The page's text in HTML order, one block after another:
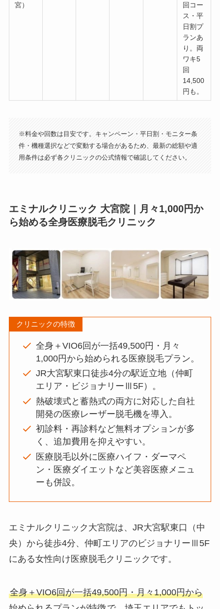
宮）
回コー
ス・平
日割プ
ランあ
り。両
ワキ5
回
14,500
円も。
※料金や回数は目安です。キャンペーン・平日割・モニター条
件・機種選択などで変動する場合があるため、最新の総額や適
用条件は必ず各クリニックの公式情報で確認してください。
エミナルクリニック 大宮院｜月々1,000円か
ら始める全身医療脱毛クリニック
クリニックの特徴
全身＋VIO6回が一括49,500円・月々
1,000円から始められる医療脱毛プラン。
JR大宮駅東口徒歩4分の駅近立地（仲町
エリア・ビジョナリーⅢ5F）。
熱破壊式と蓄熱式の両方に対応した自社
開発の医療レーザー脱毛機を導入。
初診料・再診料など無料オプションが多
く、追加費用を抑えやすい。
医療脱毛以外に医療ハイフ・ダーマペ
ン・医療ダイエットなど美容医療メニュ
ーも併設。
エミナルクリニック大宮院は、JR大宮駅東口（中
央）から徒歩4分、仲町エリアのビジョナリーⅢ5F
にある女性向け医療脱毛クリニックです。
全身＋VIO6回が一括49,500円・月々1,000円から